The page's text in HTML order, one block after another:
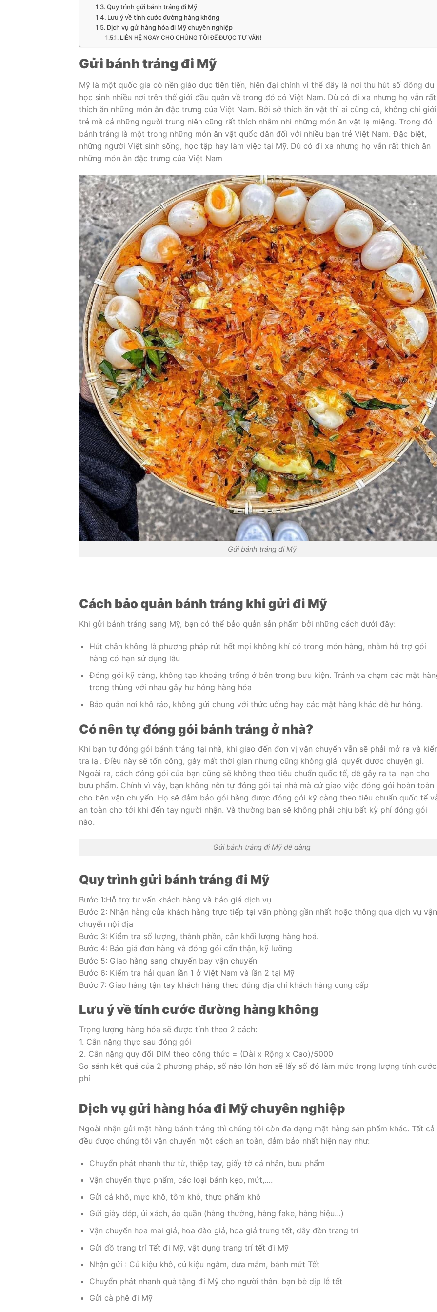
Quy trình gửi bánh tráng đi Mỹ
Lưu ý về tính cước đường hàng không
Dịch vụ gửi hàng hóa đi Mỹ chuyên nghiệp
LIÊN HỆ NGAY CHO CHÚNG TÔI ĐỂ ĐƯỢC TƯ VẤN!
Gửi bánh tráng đi Mỹ
Mỹ là một quốc gia có nền giáo dục tiên tiến, hiện đại chính vì thế đây là nơi thu hút số đông du
học sinh nhiều nơi trên thế giới đầu quân về trong đó có Việt Nam. Dù có đi xa nhưng họ vẫn rất
thích ăn những món ăn đặc trưng của Việt Nam. Bởi sở thích ăn vặt thì ai cũng có, không chỉ giới
trẻ mà cả những người trung niên cũng rất thích nhâm nhi những món ăn vặt lạ miệng. Trong đó
bánh tráng là một trong những món ăn vặt quốc dân đối với nhiều bạn trẻ Việt Nam. Đặc biệt,
những người Việt sinh sống, học tập hay làm việc tại Mỹ. Dù có đi xa nhưng họ vẫn rất thích ăn
những món ăn đặc trưng của Việt Nam
Gửi bánh tráng đi Mỹ
Cách bảo quản bánh tráng khi gửi đi Mỹ
Khi gửi bánh tráng sang Mỹ, bạn có thể bảo quản sản phẩm bởi những cách dưới đây:
Hút chân không là phương pháp rút hết mọi không khí có trong món hàng, nhằm hỗ trợ gói
hàng có hạn sử dụng lâu
Đóng gói kỹ càng, không tạo khoảng trống ở bên trong bưu kiện. Tránh va chạm các mặt
trong thùng với nhau gây hư hỏng hàng hóa
Bảo quản nơi khô ráo, không gửi chung với thức uống hay các mặt hàng khác dễ hư hỏng.
Có nên tự đóng gói bánh tráng ở nhà?
Khi bạn tự đóng gói bánh tráng tại nhà, khi giao đến đơn vị vận chuyển vẫn sẽ phải mở ra và
tra lại. Điều này sẽ tốn công, gây mất thời gian nhưng cũng không giải quyết được chuyện gì.
Ngoài ra, cách đóng gói của bạn cũng sẽ không theo tiêu chuẩn quốc tế, dễ gây ra tai nạn cho
bưu phẩm. Chính vì vậy, bạn không nên tự đóng gói tại nhà mà cứ giao việc đóng gói hoàn toàn
cho bên vận chuyển. Họ sẽ đảm bảo gói hàng được đóng gói kỹ càng theo tiêu chuẩn quốc tế
an toàn cho tới khi đến tay người nhận. Và thường bạn sẽ không phải chịu bất kỳ phí đóng gói
nào.
Gửi bánh tráng đi Mỹ dễ dàng
Quy trình gửi bánh tráng đi Mỹ
Bước 1:Hỗ trợ tư vấn khách hàng và báo giá dịch vụ
Bước 2: Nhận hàng của khách hàng trực tiếp tại văn phòng gần nhất hoặc thông qua dịch vụ vận
chuyển nội địa
Bước 3: Kiểm tra số lượng, thành phần, cân khối lượng hàng hoá.
Bước 4: Báo giá đơn hàng và đóng gói cẩn thận, kỹ lưỡng
Bước 5: Giao hàng sang chuyến bay vận chuyển
Bước 6: Kiểm tra hải quan lần 1 ở Việt Nam và lần 2 tại Mỹ
Bước 7: Giao hàng tận tay khách hàng theo đúng địa chỉ khách hàng cung cấp
Lưu ý về tính cước đường hàng không
Trọng lượng hàng hóa sẽ được tính theo 2 cách:
1. Cân nặng thực sau đóng gói
2. Cân nặng quy đổi DIM theo công thức = (Dài x Rộng x Cao)/5000
So sánh kết quả của 2 phương pháp, số nào lớn hơn sẽ lấy số đó làm mức trọng lượng tính cước
phí
Dịch vụ gửi hàng hóa đi Mỹ chuyên nghiệp
Ngoài nhận gửi mặt hàng bánh tráng thì chúng tôi còn đa dạng mặt hàng sản phẩm khác. Tất cả
đều được chúng tôi vận chuyển một cách an toàn, đảm bảo nhất hiện nay như:
Chuyển phát nhanh thư từ, thiệp tay, giấy tờ cá nhân, bưu phẩm
Vận chuyển thực phẩm, các loại bánh kẹo, mứt,….
Gửi cá khô, mực khô, tôm khô, thực phẩm khô
Gửi giày dép, úi xách, áo quần (hàng thường, hàng fake, hàng hiệu…)
Vận chuyển hoa mai giả, hoa đào giả, hoa giả trưng tết, dây đèn trang trí
Gửi đồ trang trí Tết đi Mỹ, vật dụng trang trí tết đi Mỹ
Nhận gửi : Củ kiệu khô, củ kiệu ngâm, dưa mắm, bánh mứt Tết
Chuyển phát nhanh quà tặng đi Mỹ cho người thân, bạn bè dịp lễ tết
Gửi cà phê đi Mỹ